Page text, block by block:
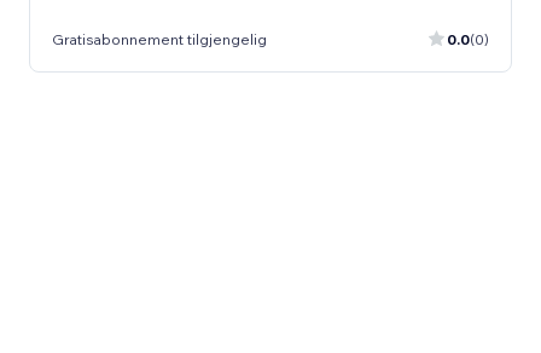
Gratisabonnement tilgjengelig 0.0(0)